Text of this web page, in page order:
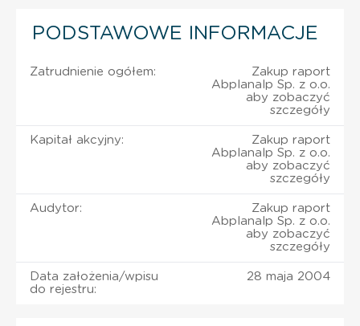
PODSTAWOWE INFORMACJE
Zatrudnienie ogółem:
Zakup raport
Abplanalp Sp. z o.o.
aby zobaczyć
szczegóły
Kapitał akcyjny:
Zakup raport
Abplanalp Sp. z o.o.
aby zobaczyć
szczegóły
Audytor:
Zakup raport
Abplanalp Sp. z o.o.
aby zobaczyć
szczegóły
Data założenia/wpisu
do rejestru:
28 maja 2004